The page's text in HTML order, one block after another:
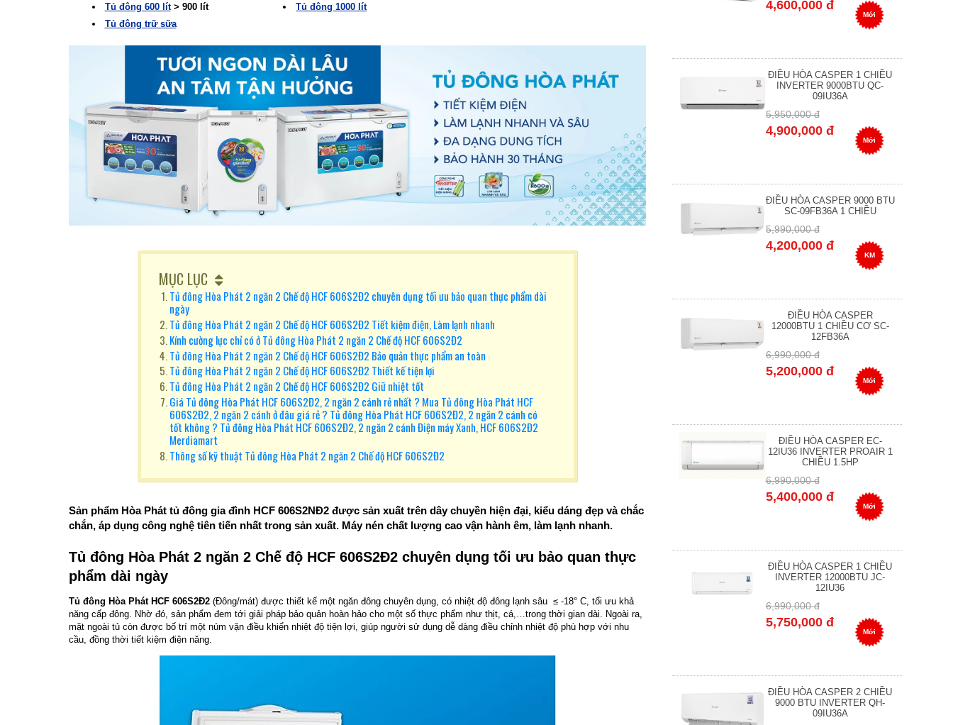
Tủ đông 600 lít> 900 lít
Tủ đông 1000 lít
Tủ đông trữ sữa
MỤC LỤC
Tủ đông Hòa Phát 2 ngăn 2 Chế độ HCF 606S2Đ2 chuyên dụng tối ưu bảo quan thực phẩm dài
ngày
Tủ đông Hòa Phát 2 ngăn 2 Chế độ HCF 606S2Đ2 Tiết kiệm điện, Làm lạnh nhanh
Kính cường lực chỉ có ở Tủ đông Hòa Phát 2 ngăn 2 Chế độ HCF 606S2Đ2
Tủ đông Hòa Phát 2 ngăn 2 Chế độ HCF 606S2Đ2 Bảo quản thực phẩm an toàn
Tủ đông Hòa Phát 2 ngăn 2 Chế độ HCF 606S2Đ2 Thiết kế tiện lợi
Tủ đông Hòa Phát 2 ngăn 2 Chế độ HCF 606S2Đ2 Giữ nhiệt tốt
Giá Tủ đông Hòa Phát HCF 606S2Đ2, 2 ngăn 2 cánh rẻ nhất ? Mua Tủ đông Hòa Phát HCF
606S2Đ2, 2 ngăn 2 cánh ở đâu giá rẻ ? Tủ đông Hòa Phát HCF 606S2Đ2, 2 ngăn 2 cánh có
tốt không ? Tủ đông Hòa Phát HCF 606S2Đ2, 2 ngăn 2 cánh Điện máy Xanh, HCF 606S2Đ2
Merdiamart
Thông số kỹ thuật Tủ đông Hòa Phát 2 ngăn 2 Chế độ HCF 606S2Đ2
Sản phẩm Hòa Phát tủ đông gia đình HCF 606S2NĐ2 được sản xuất trên dây chuyền hiện đại, kiểu dáng đẹp và chắc
chắn, áp dụng công nghệ tiên tiến nhất trong sản xuất. Máy nén chất lượng cao vận hành êm, làm lạnh nhanh.
Tủ đông Hòa Phát 2 ngăn 2 Chế độ HCF 606S2Đ2 chuyên dụng tối ưu bảo quan thực
phẩm dài ngày
Tủ đông Hòa Phát HCF 606S2Đ2 (Đông/mát) được thiết kế một ngăn đông chuyên dụng, có nhiệt độ đông lạnh sâu ≤ -18° C, tối ưu khả
năng cấp đông. Nhờ đó, sản phẩm đem tới giải pháp bảo quản hoàn hảo cho một số thực phẩm như thịt, cá,…trong thời gian dài. Ngoài ra,
mặt ngoài tủ còn được bố trí một núm vặn điều khiển nhiệt độ tiện lợi, giúp người sử dụng dễ dàng điều chỉnh nhiệt độ phù hợp với nhu
cầu, đồng thời tiết kiệm điện năng.
4,600,000 đ
Mới
ĐIỀU HÒA CASPER 1 CHIỀU
INVERTER 9000BTU QC-
09IU36A
5,950,000 đ
4,900,000 đ
Mới
ĐIỀU HÒA CASPER 9000 BTU
SC-09FB36A 1 CHIỀU
5,990,000 đ
4,200,000 đ
KM
ĐIỀU HÒA CASPER
12000BTU 1 CHIỀU CƠ SC-
12FB36A
6,990,000 đ
5,200,000 đ
Mới
ĐIỀU HÒA CASPER EC-
12IU36 INVERTER PROAIR 1
CHIỀU 1.5HP
6,990,000 đ
5,400,000 đ
Mới
ĐIỀU HÒA CASPER 1 CHIỀU
INVERTER 12000BTU JC-
12IU36
6,990,000 đ
5,750,000 đ
Mới
ĐIỀU HÒA CASPER 2 CHIỀU
9000 BTU INVERTER QH-
09IU36A